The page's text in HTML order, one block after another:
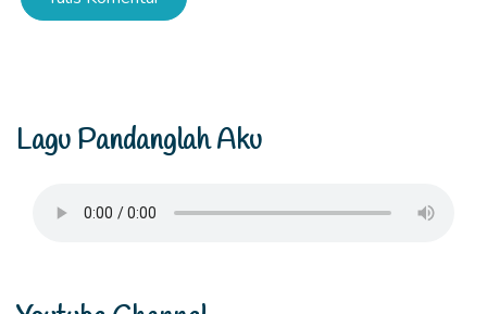
Lagu Pandanglah Aku